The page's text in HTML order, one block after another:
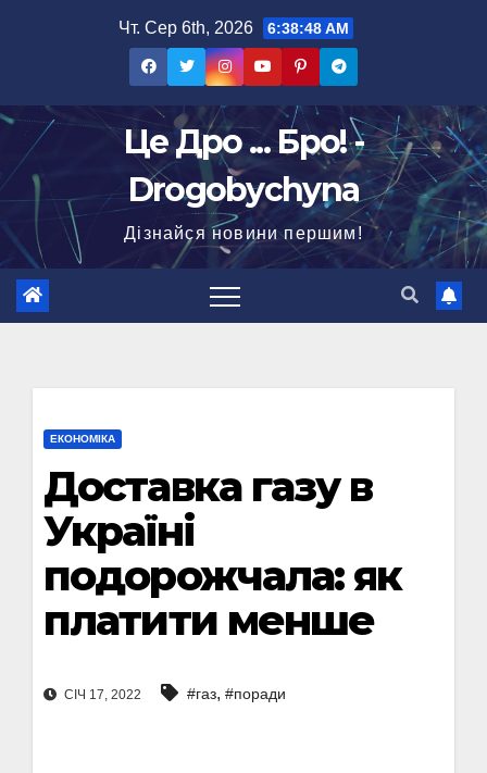
Чт. Сер 6th, 2026 6:38:49 AM
Це Дро ... Бро! -
Drogobychyna
Дізнайся новини першим!
ЕКОНОМІКА
Доставка газу в
Україні
подорожчала: як
платити менше
СІЧ 17, 2022 #газ, #поради